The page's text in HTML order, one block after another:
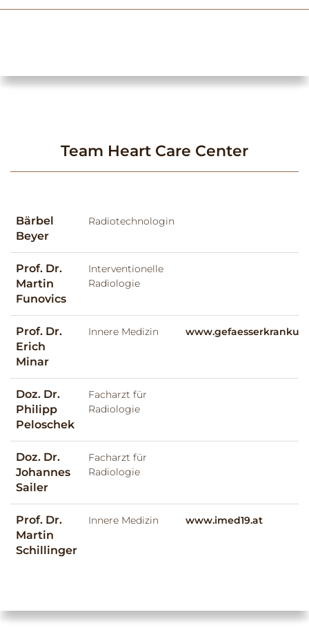
Team Heart Care Center
Bärbel
Beyer
Radiotechnologin
Prof. Dr.
Martin
Funovics
Interventionelle
Radiologie
Prof. Dr.
Erich
Minar
Innere Medizin
Doz. Dr.
Philipp
Peloschek
Facharzt für
Radiologie
Doz. Dr.
Johannes
Sailer
Facharzt für
Radiologie
Prof. Dr.
Martin
Schillinger
Innere Medizin www.imed19.at